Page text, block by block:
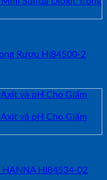
Rượu HI84500-2
HANNA HI84534-02